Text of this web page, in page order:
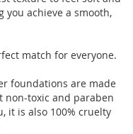
achieve a smooth,
match for everyone.
foundations are made
non-toxic and paraben
it is also 100% cruelty